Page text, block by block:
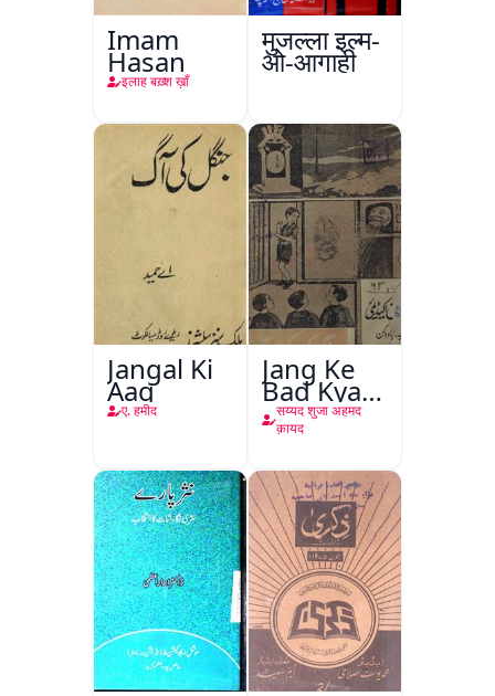
Imam
Hasan
इलाह बख़्श ख़ाँ
मुजल्ला इल्म-
ओ-आगाही
Jangal Ki
Aag
ए. हमीद
Jang Ke
Bad Kya
Hoga
सय्यद शुजा अहमद
क़ायद